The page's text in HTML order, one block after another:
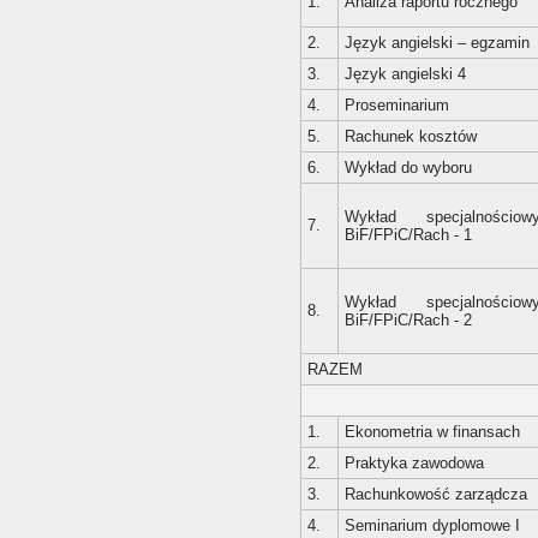
2.
Język angielski – egzamin
3.
Język angielski 4
4.
Proseminarium
5.
Rachunek kosztów
6.
Wykład do wyboru
7.
Wykład
BiF/FPiC/Rach - 1
8.
Wykład
BiF/FPiC/Rach - 2
RAZEM
1.
Ekonometria w finansach
2.
Praktyka zawodowa
3.
Rachunkowość zarządcza
4.
Seminarium dyplomowe I